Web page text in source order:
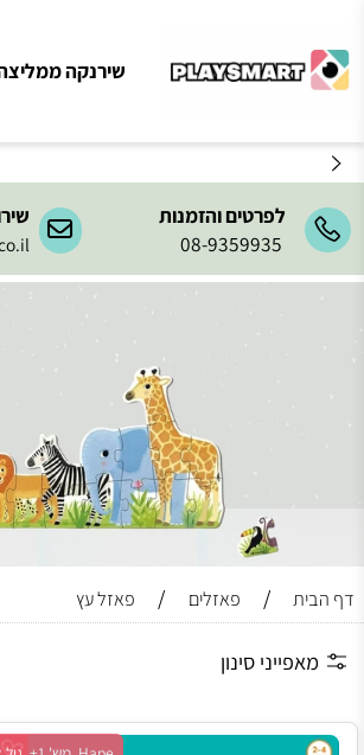
לפרטים והזמנות
08-9359935
שירות
שירנקה ממליצה
/ פאזלים / פאזל עץ